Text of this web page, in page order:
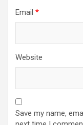
Email *
Website
Save my name,